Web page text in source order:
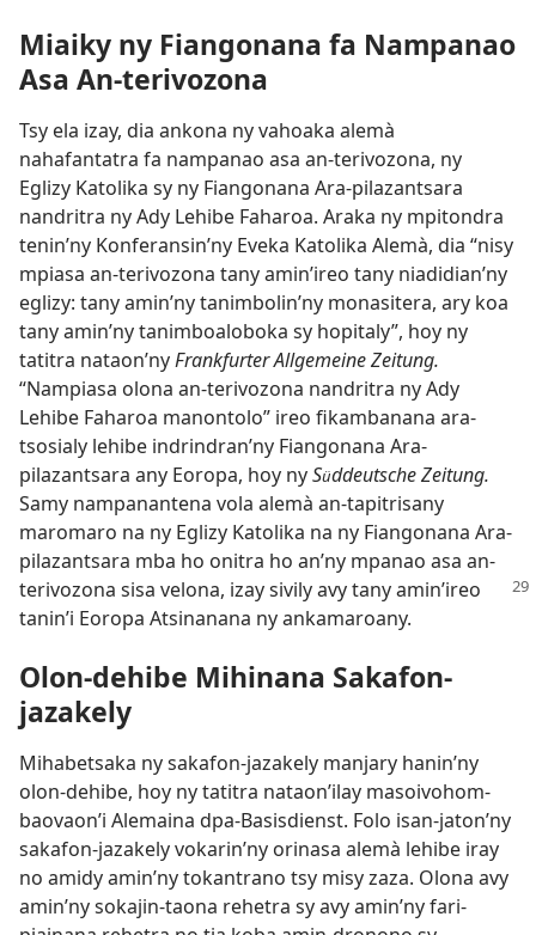
Miaiky ny Fiangonana fa Nampanao
Asa An-terivozona
Tsy ela izay, dia ankona ny vahoaka alemà
nahafantatra fa nampanao asa an-terivozona, ny
Eglizy Katolika sy ny Fiangonana Ara-pilazantsara
nandritra ny Ady Lehibe Faharoa. Araka ny mpitondra
tenin’ny Konferansin’ny Eveka Katolika Alemà, dia “nisy
mpiasa an-terivozona tany amin’ireo tany niadidian’ny
eglizy: tany amin’ny tanimbolin’ny monasitera, ary koa
tany amin’ny tanimboaloboka sy hopitaly”, hoy ny
tatitra nataon’nyFrankfurter Allgemeine Zeitung.
“Nampiasa olona an-terivozona nandritra ny Ady
Lehibe Faharoa manontolo” ireo fikambanana ara-
tsosialy lehibe indrindran’ny Fiangonana Ara-
pilazantsara any Eoropa, hoy nySüddeutsche Zeitung.
Samy nampanantena vola alemà an-tapitrisany
maromaro na ny Eglizy Katolika na ny Fiangonana Ara-
pilazantsara mba ho onitra ho an’ny mpanao asa an-
terivozona sisa velona, izay sivily avy tanyamin’ireo
tanin’i Eoropa Atsinanana ny ankamaroany.
Olon-dehibe Mihinana Sakafon-
jazakely
Mihabetsaka ny sakafon-jazakely manjary hanin’ny
olon-dehibe, hoy ny tatitra nataon’ilay masoivohom-
baovaon’i Alemaina dpa-Basisdienst. Folo isan-jaton’ny
sakafon-jazakely vokarin’ny orinasa alemà lehibe iray
no amidy amin’ny tokantrano tsy misy zaza. Olona avy
amin’ny sokajin-taona rehetra sy avy amin’ny fari-